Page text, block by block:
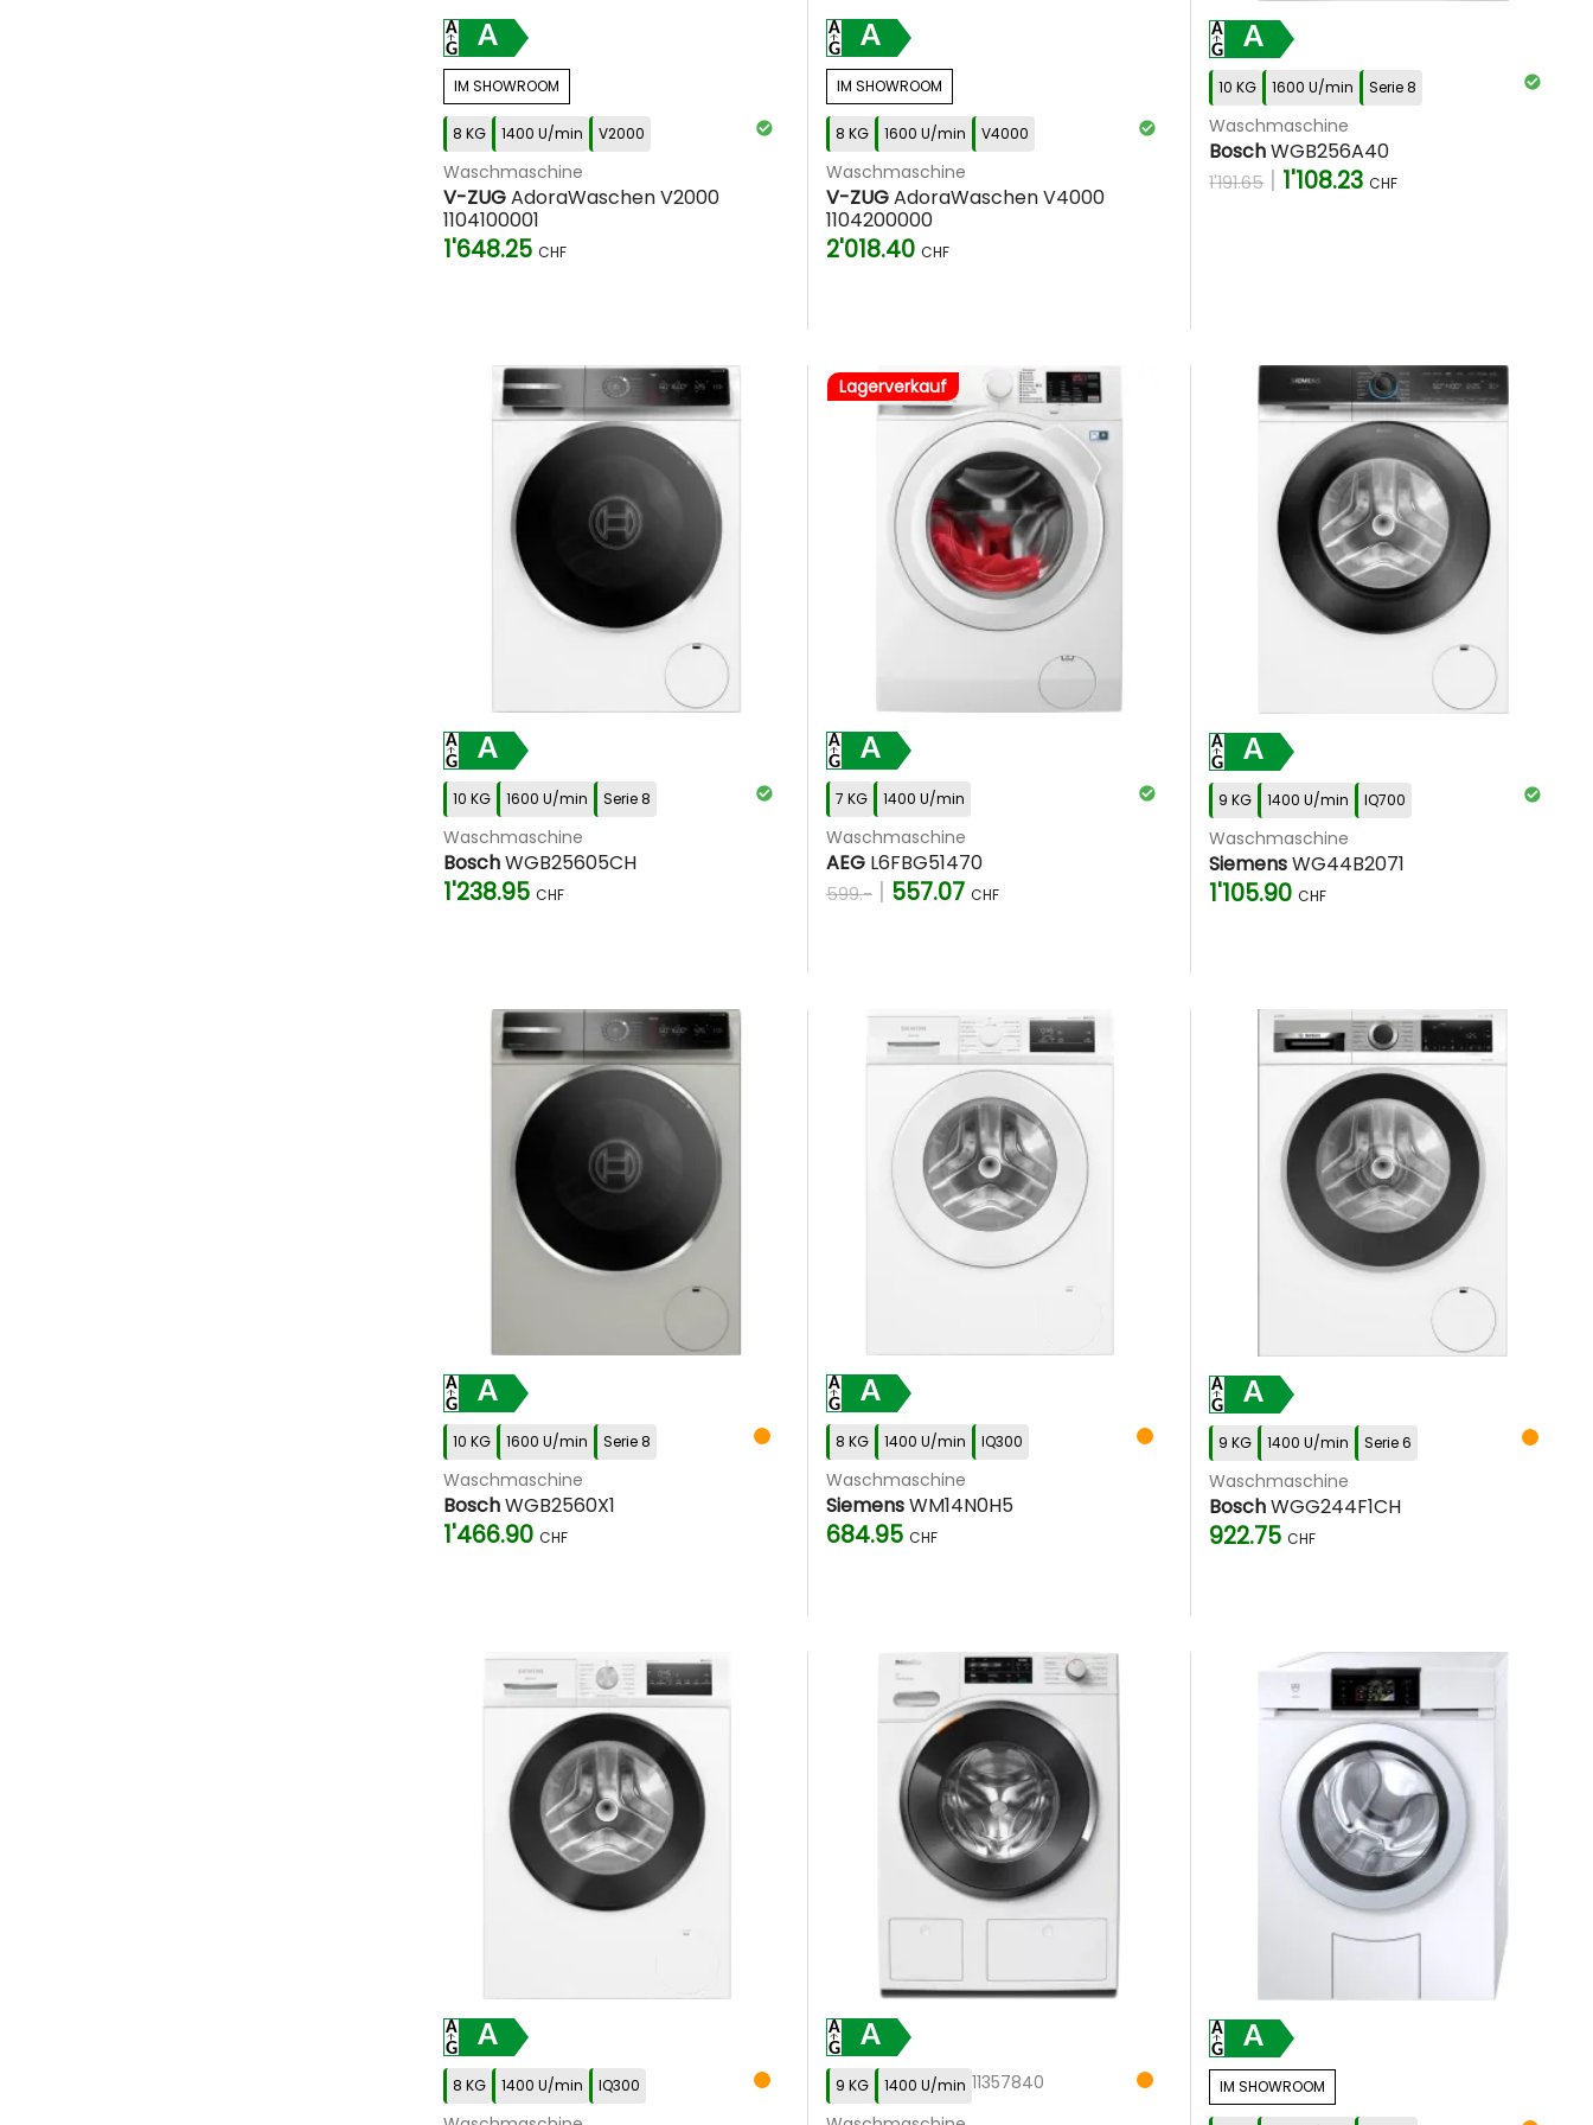
A
IM SHOWROOM
8 KG 1400 U/min V2000
Waschmaschine
V-ZUGAdoraWaschen V2000
1104100001
1'648.25 CHF
A
IM SHOWROOM
8 KG 1600 U/min V4000
Waschmaschine
V-ZUGAdoraWaschen V4000
1104200000
2'018.40 CHF
A
10 KG 1600 U/min Serie 8
Waschmaschine
BoschWGB256A40
1'191.65 1'108.23CHF
A
10 KG 1600 U/min Serie 8
Waschmaschine
BoschWGB25605CH
1'238.95 CHF
Lagerverkauf
A
7 KG 1400 U/min
Waschmaschine
AEGL6FBG51470
599.- 557.07 CHF
A
9 KG 1400 U/min IQ700
Waschmaschine
SiemensWG44B2071
1'105.90CHF
A
10 KG 1600 U/min Serie 8
Waschmaschine
BoschWGB2560X1
1'466.90 CHF
A
8 KG 1400 U/min IQ300
Waschmaschine
SiemensWM14N0H5
684.95 CHF
A
9 KG 1400 U/min Serie 6
Waschmaschine
BoschWGG244F1CH
922.75CHF
A
8 KG 1400 U/min IQ300
A
9 KG 1400 U/min 11357840
A
IM SHOWROOM